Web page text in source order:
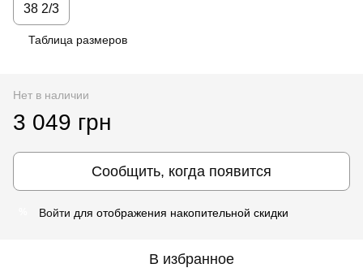
38 2/3
Таблица размеров
Нет в наличии
3 049 грн
Сообщить, когда появится
Войти для отображения накопительной скидки
В избранное